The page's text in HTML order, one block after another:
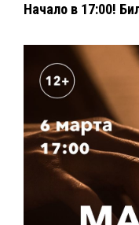
Начало в 17:00!